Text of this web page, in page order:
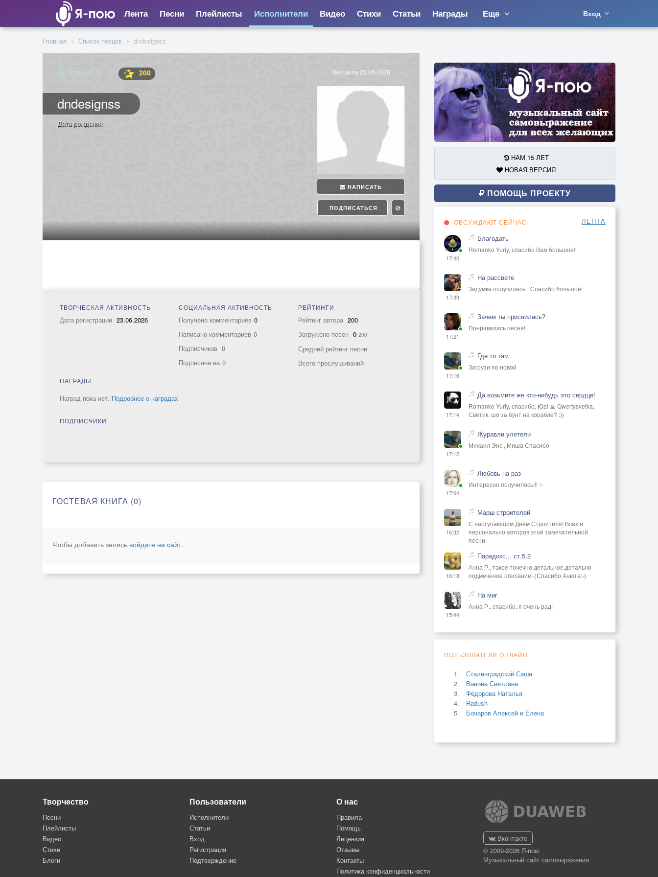
Лента Песни Плейлисты Исполнители Видео Стихи Статьи Награды Еще Вход
Главная Список певцов dndesignss
ИСПОЛНИТЕЛЬ 200
dndesignss
Заходила 23.06.2026
НАПИСАТЬ
ПОДПИСАТЬСЯ
Дата рождения
ТВОРЧЕСКАЯ АКТИВНОСТЬ
Дата регистрации 23.06.2026
СОЦИАЛЬНАЯ АКТИВНОСТЬ
Получено комментариев 0
Написано комментариев 0
Подписчиков 0
Подписана на 0
РЕЙТИНГИ
Рейтинг автора 200
Загружено песен 0 200
Средний рейтинг песни
Всего прослушиваний
НАГРАДЫ
Наград пока нет. Подробнее о наградах
ПОДПИСЧИКИ
ГОСТЕВАЯ КНИГА (0)
Чтобы добавить запись войдите на сайт.
НАМ 15 ЛЕТ
НОВАЯ ВЕРСИЯ
ПОМОЩЬ ПРОЕКТУ
ОБСУЖДАЮТ СЕЙЧАС ЛЕНТА
17:40
Благодать
Romanko Yuriy, спасибо Вам большое!
17:39
На рассвете
Задумка получилась+ Спасибо большое!
17:21
Зачем ты приснилась?
Понравилась песня!
17:16
Где то там
Загрузи по новой
17:14
Да возьмите же кто-нибудь это сердце!
Romanko Yuriy, спасибо, Юр! 🙏 Qwertysvetka,
Светик, шо за бунт на корабле? :))
17:12
Журавли улетели
Михаил Энс , Миша Спасибо
17:04
Любовь на раз
Интересно получилось!!! ✨
16:32
Марш строителей
С наступающим Днём Строителя! Всех и
персонально авторов этой замечательной
песни
16:18
Парадокс... ст.5.2
Анна Р., такое точечно детальное,детально
подмеченое описание:-)Спасибо Анюта:-)
15:44
На миг
Анна Р., спасибо, я очень рад!
ПОЛЬЗОВАТЕЛИ ОНЛАЙН
Сталинградский Саша
Ванина Светлана
Фёдорова Наталья
Radush
Бочаров Алексей и Елена
Творчество
Песни
Плейлисты
Видео
Стихи
Блоги
Пользователи
Исполнители
Статьи
Вход
Регистрация
Подтверждение
О нас
Правила
Помощь
Лицензия
Отзывы
Контакты
Политика конфиденциальности
Вконтакте
© 2009-2026 Я-пою
Музыкальный сайт самовыражения